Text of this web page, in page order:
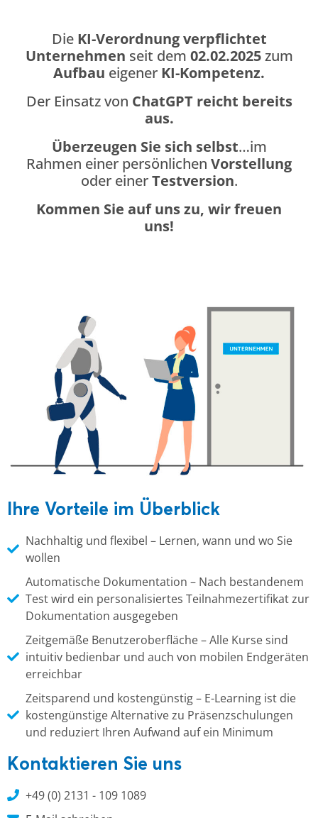
Die KI-Verordnung verpflichtet
Unternehmen seit dem 02.02.2025zum
Aufbau eigener KI-Kompetenz.
Der Einsatz von ChatGPT reicht bereits
aus.
Überzeugen Sie sich selbst…im
Rahmen einer persönlichen Vorstellung
oder einerTestversion.
Kommen Sie auf uns zu, wir freuen
uns!
Ihre Vorteile im Überblick
Nachhaltig und flexibel – Lernen, wann und wo Sie
wollen
Automatische Dokumentation – Nach bestandenem
Test wird ein personalisiertes Teilnahmezertifikat zur
Dokumentation ausgegeben
Zeitgemäße Benutzeroberfläche – Alle Kurse sind
intuitiv bedienbar und auch von mobilen Endgeräten
erreichbar
Zeitsparend und kostengünstig – E-Learning ist die
kostengünstige Alternative zu Präsenzschulungen
und reduziert Ihren Aufwand auf ein Minimum
Kontaktieren Sie uns
+49 (0) 2131 - 109 1089